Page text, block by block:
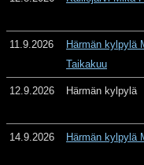
11.9.2026
Härmän kylpylä
Taikakuu
12.9.2026 Härmän kylpylä
14.9.2026 Härmän kylpylä